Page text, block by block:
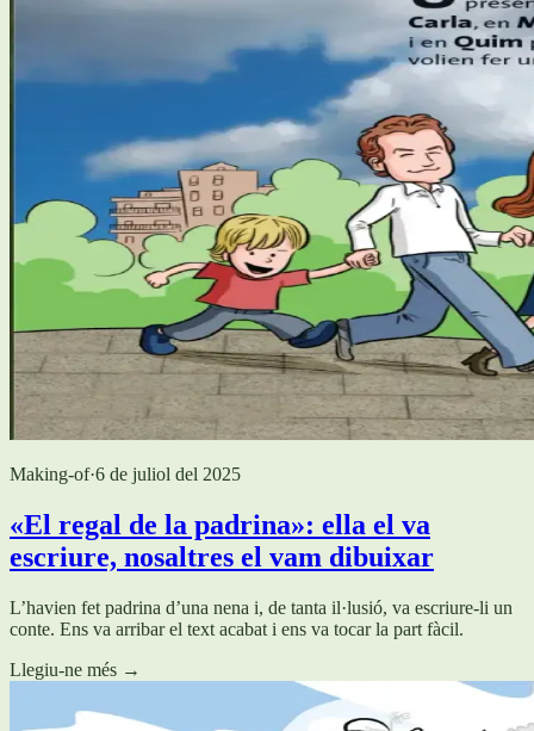
Making-of·6 de juliol del 2025
«El regal de la padrina»: ella el va
escriure, nosaltres el vam dibuixar
L’havien fet padrina d’una nena i, de tanta il·lusió, va escriure-li un
conte. Ens va arribar el text acabat i ens va tocar la part fàcil.
Llegiu-ne més →